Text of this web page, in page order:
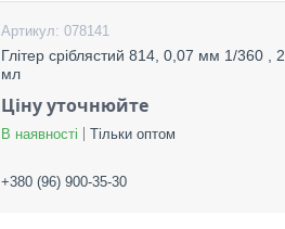
078141
Глітер сріблястий 814, 0,07 мм 1/360 , 2
мл
Ціну уточнюйте
В наявності Тільки оптом
+380 (96) 900-35-30